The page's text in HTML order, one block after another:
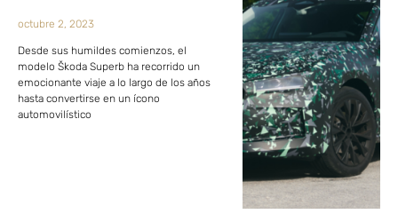
octubre 2, 2023
Desde sus humildes comienzos, el
modelo Škoda Superb ha recorrido un
emocionante viaje a lo largo de los años
hasta convertirse en un ícono
automovilístico